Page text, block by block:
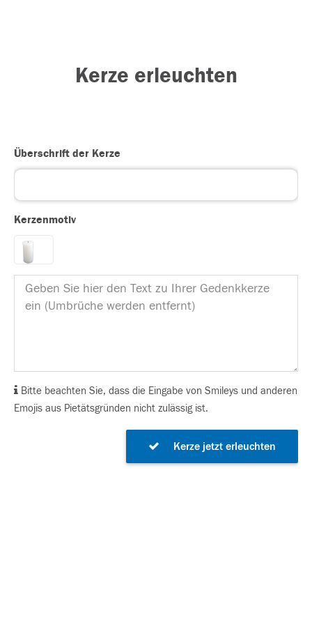
Kerze erleuchten
Überschrift der Kerze
Kerzenmotiv
Bitte beachten Sie, dass die Eingabe von Smileys und anderen
Emojis aus Pietätsgründen nicht zulässig ist.
Kerze jetzt erleuchten